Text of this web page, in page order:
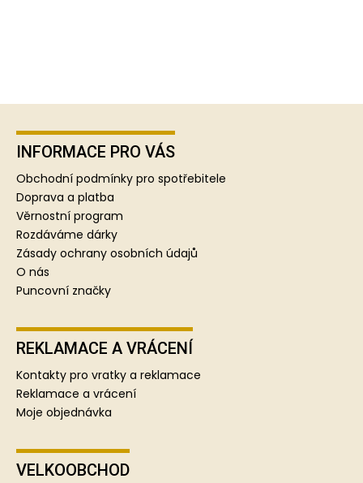
INFORMACE PRO VÁS
Obchodní podmínky pro spotřebitele
Doprava a platba
Věrnostní program
Rozdáváme dárky
Zásady ochrany osobních údajů
O nás
Puncovní značky
REKLAMACE A VRÁCENÍ
Kontakty pro vratky a reklamace
Reklamace a vrácení
Moje objednávka
VELKOOBCHOD